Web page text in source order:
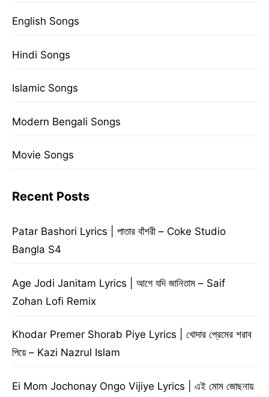
English Songs
Hindi Songs
Islamic Songs
Modern Bengali Songs
Movie Songs
Recent Posts
Patar Bashori Lyrics | পাতার বাঁশরী – Coke Studio
Bangla S4
Age Jodi Janitam Lyrics | আগে যদি জানিতাম – Saif
Zohan Lofi Remix
Khodar Premer Shorab Piye Lyrics | খোদার প্রেমের শরাব
পিয়ে – Kazi Nazrul Islam
Ei Mom Jochonay Ongo Vijiye Lyrics | এই মোম জোছনায়